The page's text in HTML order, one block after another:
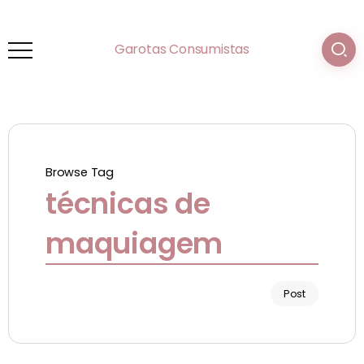
Garotas Consumistas
Browse Tag
técnicas de
maquiagem
Post